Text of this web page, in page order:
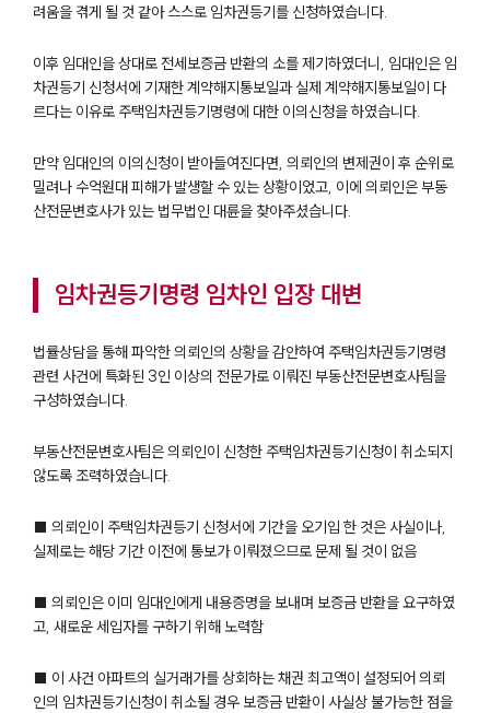
팀소개
대륜의 강점
글로벌 파트너 로펌
고객의 소리
AI대륜
려움을 겪게 될 것 같아 스스로 임차권등기를 신청하였습니다.
이후 임대인을 상대로 전세보증금 반환의 소를 제기하였더니, 임대인은 임
차권등기 신청서에 기재한 계약해지통보일과 실제 계약해지통보일이 다
르다는 이유로 주택임차권등기명령에 대한 이의신청을 하였습니다.
만약 임대인의 이의신청이 받아들여진다면, 의뢰인의 변제권이 후 순위로
밀려나 수억원대 피해가 발생할 수 있는 상황이었고, 이에 의뢰인은 부동
산전문변호사가 있는 법무법인 대륜을 찾아주셨습니다.
임차권등기명령 임차인 입장 대변
법률상담을 통해 파악한 의뢰인의 상황을 감안하여 주택임차권등기명령
관련 사건에 특화된 3인 이상의 전문가로 이뤄진 부동산전문변호사팀을
구성하였습니다.
부동산전문변호사팀은 의뢰인이 신청한 주택임차권등기신청이 취소되지
않도록 조력하였습니다.
■ 의뢰인이 주택임차권등기 신청서에 기간을 오기입 한 것은 사실이나,
실제로는 해당 기간 이전에 통보가 이뤄졌으므로 문제 될 것이 없음
■ 의뢰인은 이미 임대인에게 내용증명을 보내며 보증금 반환을 요구하였
고, 새로운 세입자를 구하기 위해 노력함
■ 이 사건 아파트의 실거래가를 상회하는 채권 최고액이 설정되어 의뢰
인의 임차권등기신청이 취소될 경우 보증금 반환이 사실상 불가능한 점을